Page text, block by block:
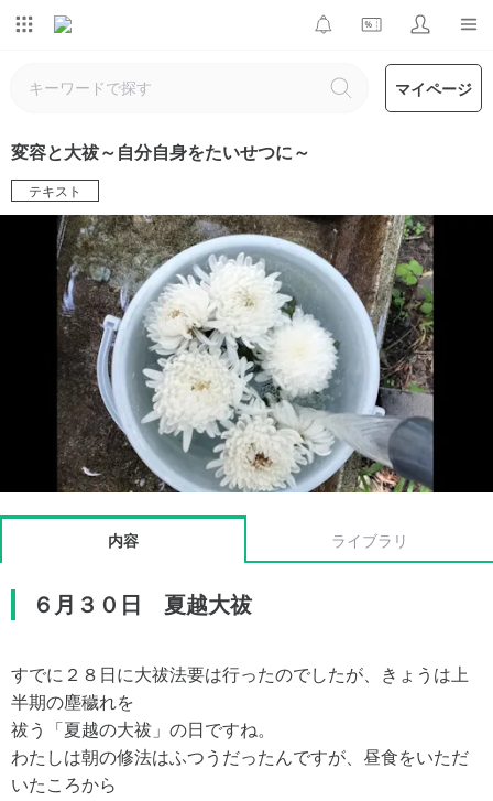
マイページ
変容と大祓～自分自身をたいせつに～
テキスト
内容 ライブラリ
６月３０日 夏越大祓
すでに２８日に大祓法要は行ったのでしたが、きょうは上
半期の塵穢れを
祓う「夏越の大祓」の日ですね。
わたしは朝の修法はふつうだったんですが、昼食をいただ
いたころから